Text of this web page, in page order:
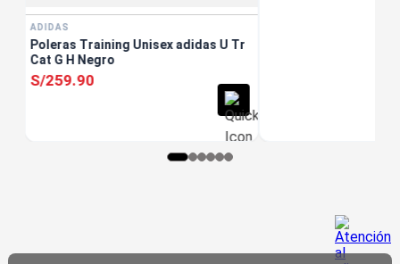
ADIDAS
Poleras Training Unisex adidas U Tr
Cat G H Negro
S/259.90